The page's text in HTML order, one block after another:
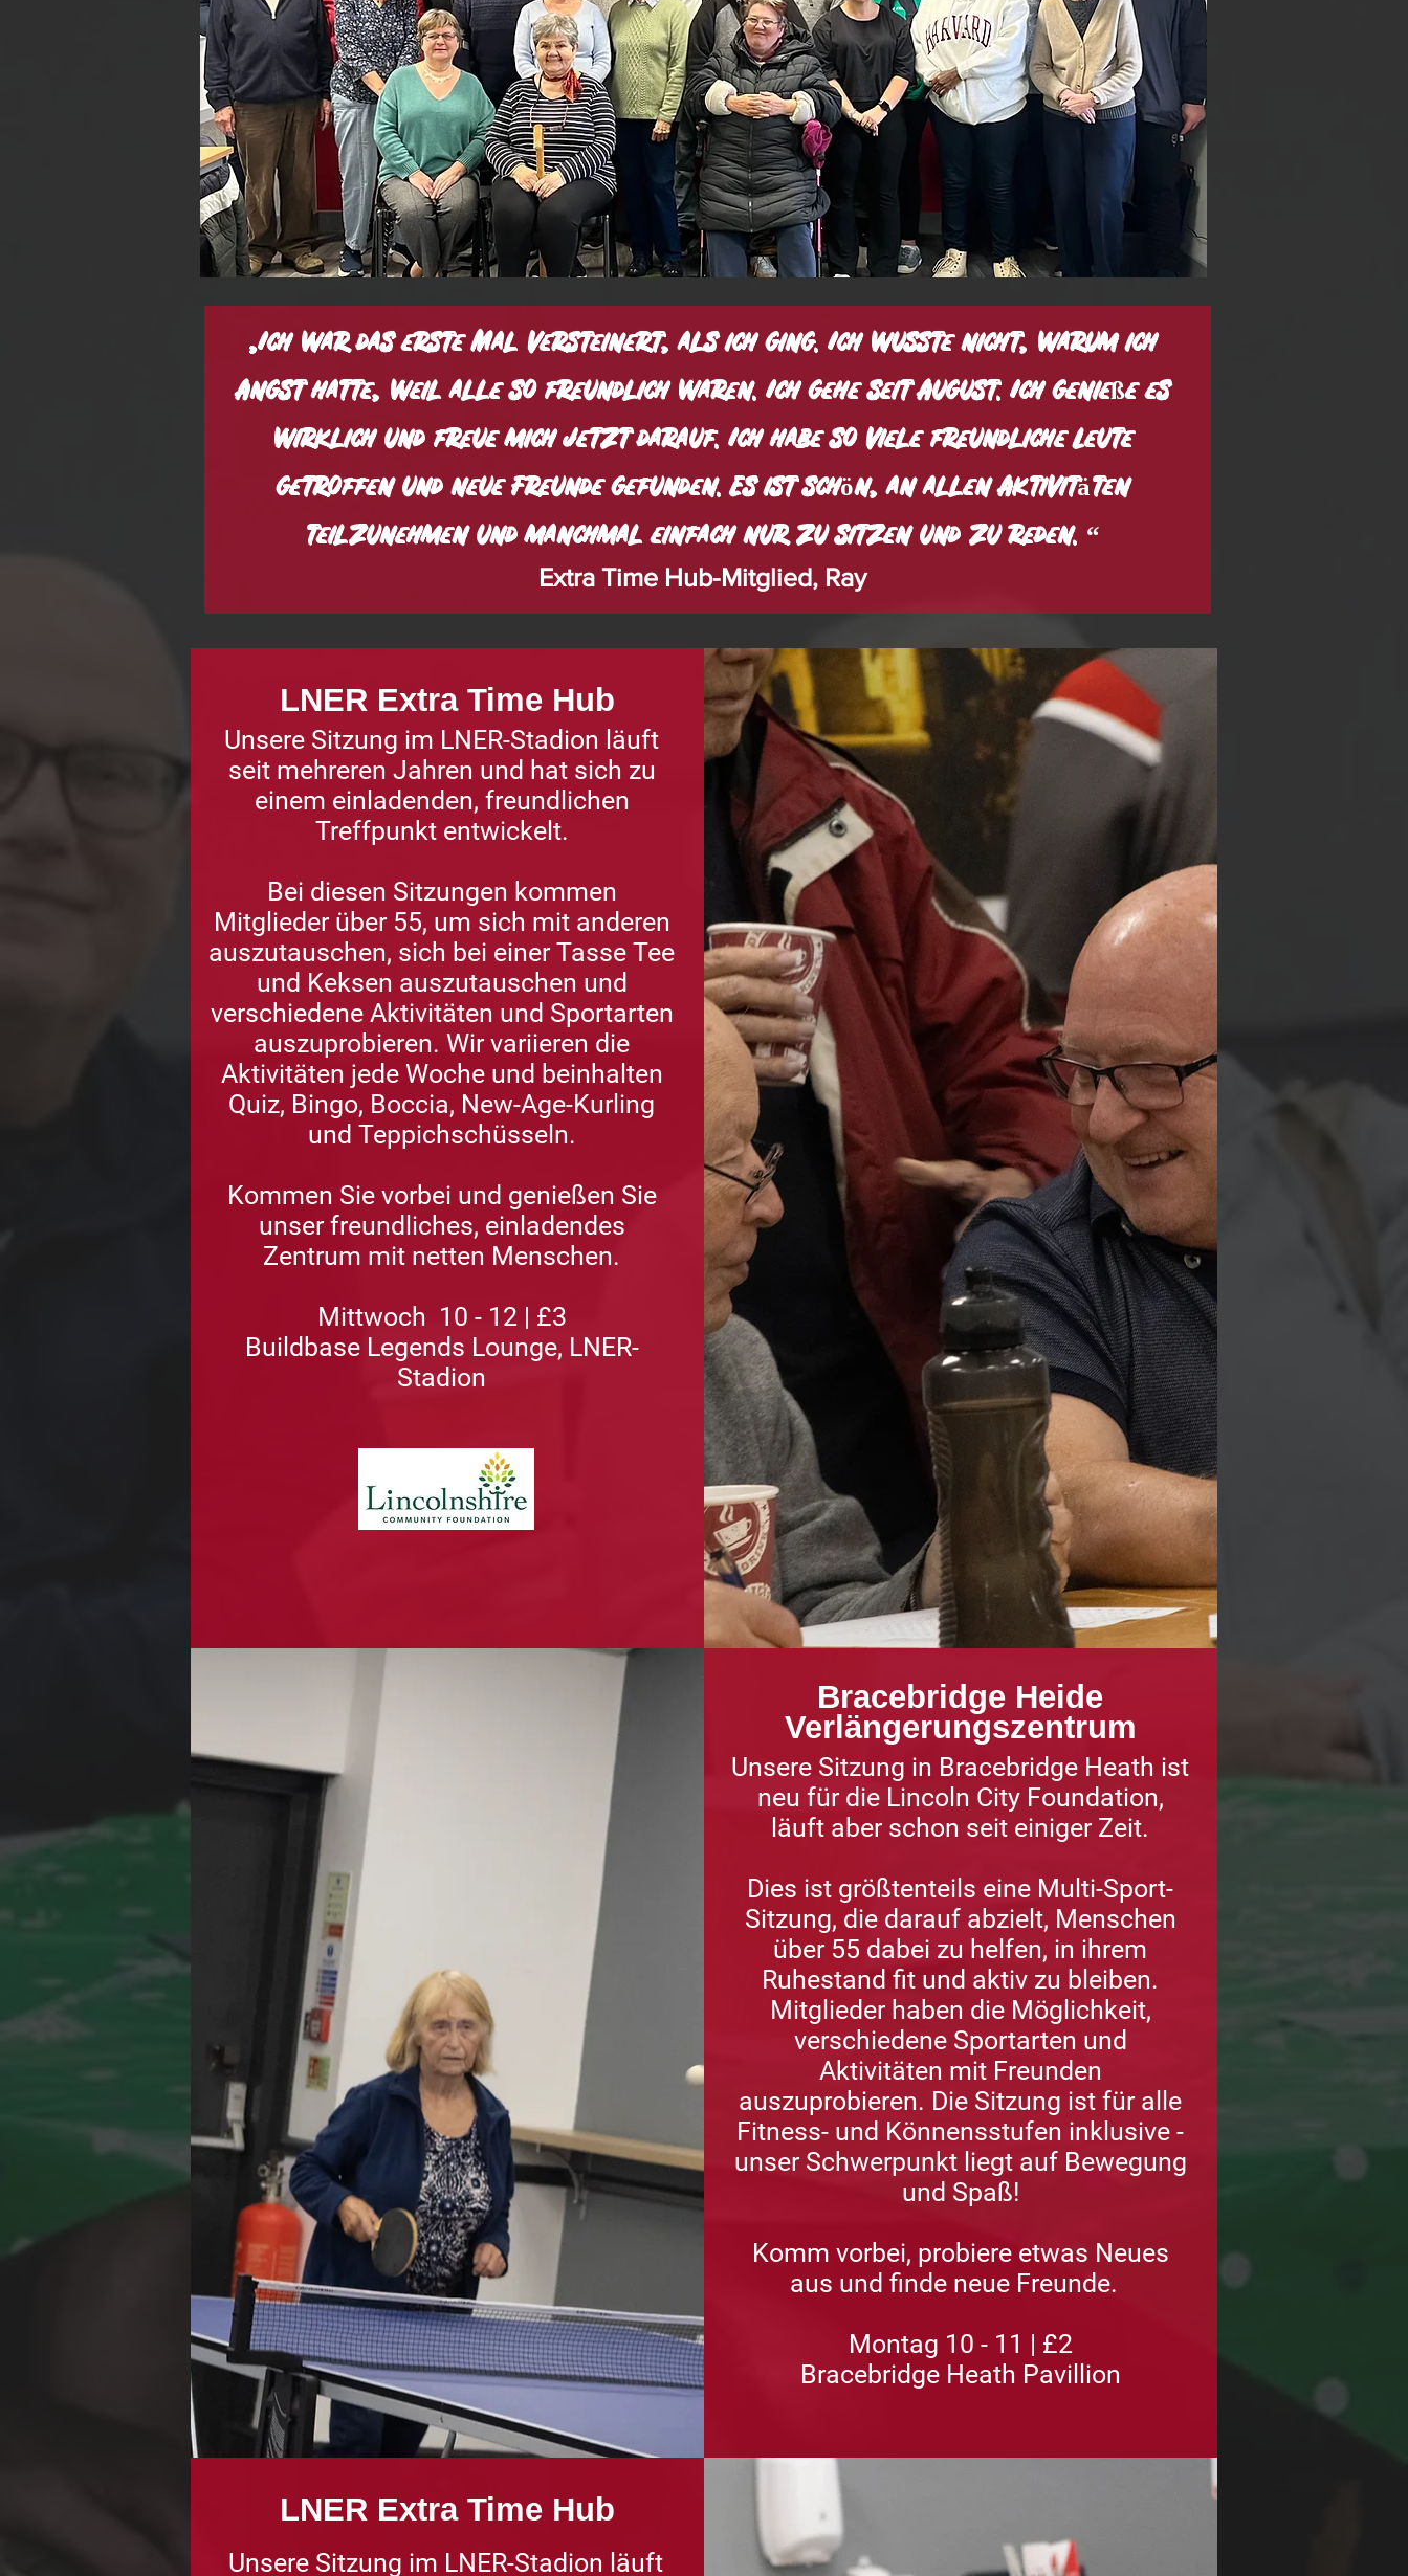
„Ich war das erste Mal versteinert, als ich ging. Ich wusste nicht, warum ich
Angst hatte, weil alle so freundlich waren. Ich gehe seit August. Ich genieße es
wirklich und freue mich jetzt darauf. Ich habe so viele freundliche Leute
getroffen und neue Freunde gefunden. Es ist schön, an allen Aktivitäten
teilzunehmen und manchmal einfach nur zu sitzen und zu reden. “
Extra Time Hub-Mitglied, Ray
LNER Extra Time Hub
Unsere Sitzung im LNER-Stadion läuft
seit mehreren Jahren und hat sich zu
einem einladenden, freundlichen
Treffpunkt entwickelt.
Bei diesen Sitzungen kommen
Mitglieder über 55, um sich mit anderen
auszutauschen, sich bei einer Tasse Tee
und Keksen auszutauschen und
verschiedene Aktivitäten und Sportarten
auszuprobieren. Wir variieren die
Aktivitäten jede Woche und beinhalten
Quiz, Bingo, Boccia, New-Age-Kurling
und Teppichschüsseln.
Kommen Sie vorbei und genießen Sie
unser freundliches, einladendes
Zentrum mit netten Menschen.
Mittwoch 10 - 12 | £3
Buildbase Legends Lounge, LNER-
Stadion
Bracebridge Heide
Verlängerungszentrum
Unsere Sitzung in Bracebridge Heath ist
neu für die Lincoln City Foundation,
läuft aber schon seit einiger Zeit.
Dies ist größtenteils eine Multi-Sport-
Sitzung, die darauf abzielt, Menschen
über 55 dabei zu helfen, in ihrem
Ruhestand fit und aktiv zu bleiben.
Mitglieder haben die Möglichkeit,
verschiedene Sportarten und
Aktivitäten mit Freunden
auszuprobieren. Die Sitzung ist für alle
Fitness- und Könnensstufen inklusive -
unser Schwerpunkt liegt auf Bewegung
und Spaß!
Komm vorbei, probiere etwas Neues
aus und finde neue Freunde.
Montag 10 - 11 | £2
Bracebridge Heath Pavillion
LNER Extra Time Hub
Unsere Sitzung im LNER-Stadion läuft